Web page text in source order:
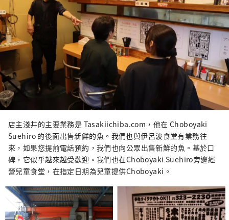
店主淺井的主要業務是 Tasakiichiba.com，他在 Choboyaki
Suehiro 的後面出售新鮮的魚。我們也與伊呂波食堂有業務往
來，如果您提前電話預約，我們也向公眾出售新鮮的魚。基於口
碑，它似乎越來越受歡迎。我們也在Choboyaki Suehiro旁邊經
營兒童食堂，在指定日期為兒童提供Choboyaki。